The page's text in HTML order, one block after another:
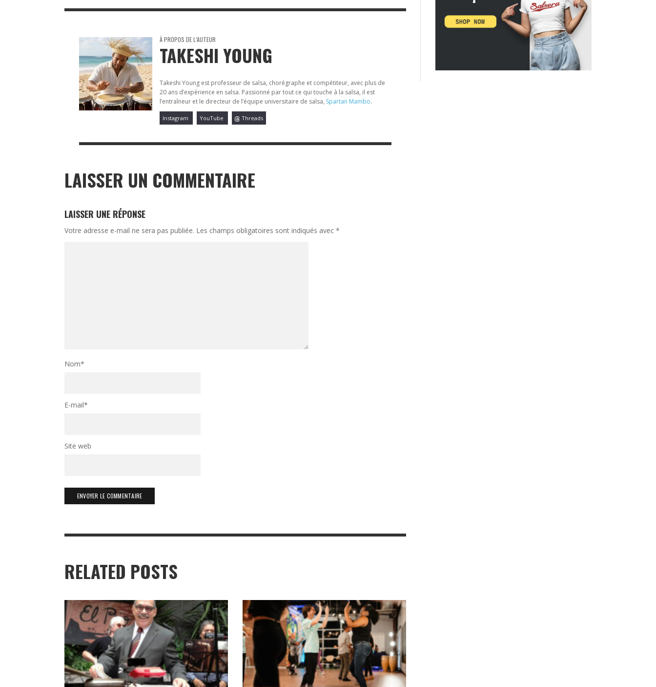
À PROPOS DE L’AUTEUR
TAKESHI YOUNG
Takeshi Young est professeur de salsa, chorégraphe et compétiteur, avec plus de
20 ans d’expérience en salsa. Passionné par tout ce qui touche à la salsa, il est
l’entraîneur et le directeur de l’équipe universitaire de salsa, Spartan Mambo.
Instagram YouTube Threads
LAISSER UN COMMENTAIRE
LAISSER UNE RÉPONSE
Votre adresse e-mail ne sera pas publiée. Les champs obligatoires sont indiqués avec *
Nom*
E-mail*
Site web
RELATED POSTS